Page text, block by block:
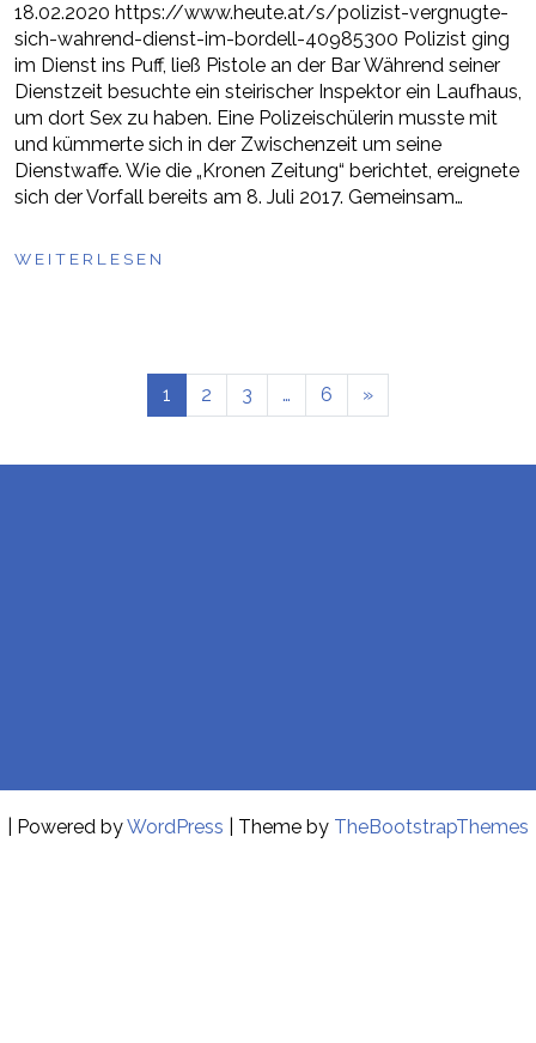
18.02.2020 https://www.heute.at/s/polizist-vergnugte-
sich-wahrend-dienst-im-bordell-40985300 Polizist ging
im Dienst ins Puff, ließ Pistole an der Bar Während seiner
Dienstzeit besuchte ein steirischer Inspektor ein Laufhaus,
um dort Sex zu haben. Eine Polizeischülerin musste mit
und kümmerte sich in der Zwischenzeit um seine
Dienstwaffe. Wie die „Kronen Zeitung“ berichtet, ereignete
sich der Vorfall bereits am 8. Juli 2017. Gemeinsam…
WEITERLESEN
1 2 3 … 6 »
| Powered byWordPress | Theme by TheBootstrapThemes